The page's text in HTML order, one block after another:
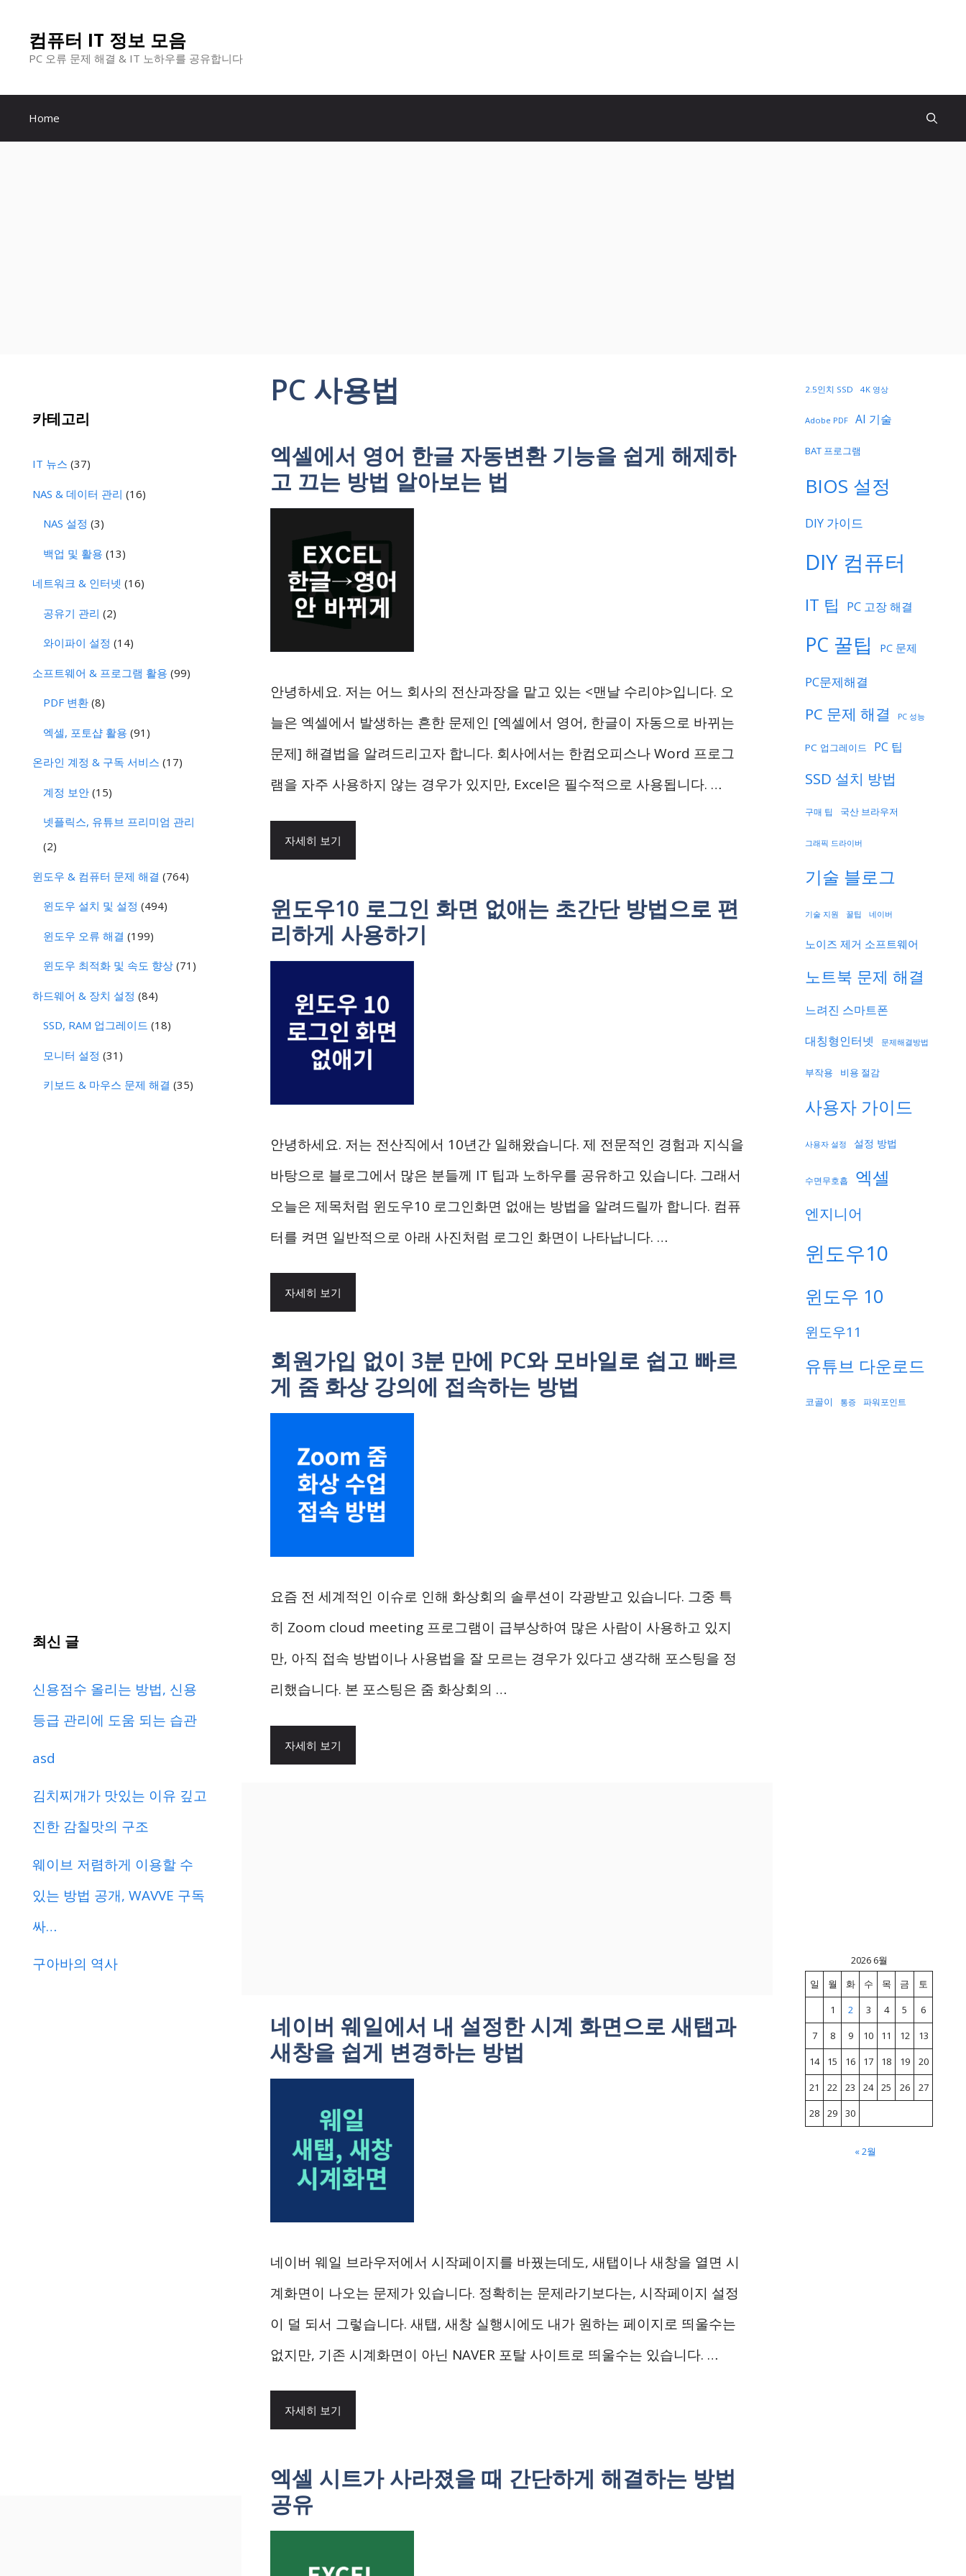
건
컴퓨터 IT 정보 모음
PC 오류 문제 해결 & IT 노하우를 공유합니다
Home
PC 사용법
엑셀에서 영어 한글 자동변환 기능을 쉽게 해제하
고 끄는 방법 알아보는 법
안녕하세요. 저는 어느 회사의 전산과장을 맡고 있는 <맨날 수리야>입니다. 오
늘은 엑셀에서 발생하는 흔한 문제인 [엑셀에서 영어, 한글이 자동으로 바뀌는
문제] 해결법을 알려드리고자 합니다. 회사에서는 한컴오피스나 Word 프로그
램을 자주 사용하지 않는 경우가 있지만, Excel은 필수적으로 사용됩니다. …
자세히 보기
윈도우10 로그인 화면 없애는 초간단 방법으로 편
리하게 사용하기
안녕하세요. 저는 전산직에서 10년간 일해왔습니다. 제 전문적인 경험과 지식을
바탕으로 블로그에서 많은 분들께 IT 팁과 노하우를 공유하고 있습니다. 그래서
오늘은 제목처럼 윈도우10 로그인화면 없애는 방법을 알려드릴까 합니다. 컴퓨
터를 켜면 일반적으로 아래 사진처럼 로그인 화면이 나타납니다. …
자세히 보기
회원가입 없이 3분 만에 PC와 모바일로 쉽고 빠르
게 줌 화상 강의에 접속하는 방법
요즘 전 세계적인 이슈로 인해 화상회의 솔루션이 각광받고 있습니다. 그중 특
히 Zoom cloud meeting 프로그램이 급부상하여 많은 사람이 사용하고 있지
만, 아직 접속 방법이나 사용법을 잘 모르는 경우가 있다고 생각해 포스팅을 정
리했습니다. 본 포스팅은 줌 화상회의 …
자세히 보기
네이버 웨일에서 내 설정한 시계 화면으로 새탭과
새창을 쉽게 변경하는 방법
네이버 웨일 브라우저에서 시작페이지를 바꿨는데도, 새탭이나 새창을 열면 시
계화면이 나오는 문제가 있습니다. 정확히는 문제라기보다는, 시작페이지 설정
이 덜 되서 그렇습니다. 새탭, 새창 실행시에도 내가 원하는 페이지로 띄울수는
없지만, 기존 시계화면이 아닌 NAVER 포탈 사이트로 띄울수는 있습니다. …
자세히 보기
엑셀 시트가 사라졌을 때 간단하게 해결하는 방법
공유
카테고리
IT 뉴스 (37)
NAS & 데이터 관리 (16)
NAS 설정 (3)
백업 및 활용 (13)
네트워크 & 인터넷 (16)
공유기 관리 (2)
와이파이 설정 (14)
소프트웨어 & 프로그램 활용 (99)
PDF 변환 (8)
엑셀, 포토샵 활용 (91)
온라인 계정 & 구독 서비스 (17)
계정 보안 (15)
넷플릭스, 유튜브 프리미엄 관리
(2)
윈도우 & 컴퓨터 문제 해결 (764)
윈도우 설치 및 설정 (494)
윈도우 오류 해결 (199)
윈도우 최적화 및 속도 향상 (71)
하드웨어 & 장치 설정 (84)
SSD, RAM 업그레이드 (18)
모니터 설정 (31)
키보드 & 마우스 문제 해결 (35)
최신 글
신용점수 올리는 방법, 신용
등급 관리에 도움 되는 습관
asd
김치찌개가 맛있는 이유 깊고
진한 감칠맛의 구조
웨이브 저렴하게 이용할 수
있는 방법 공개, WAVVE 구독
싸…
구아바의 역사
2.5인치 SSD 4K 영상
Adobe PDF AI 기술
BAT 프로그램
BIOS 설정
DIY 가이드
DIY 컴퓨터
IT 팁 PC 고장 해결
PC 꿀팁 PC 문제
PC문제해결
PC 문제 해결 PC 성능
PC 업그레이드 PC 팁
SSD 설치 방법
구매 팁 국산 브라우저
그래픽 드라이버
기술 블로그
기술 지원 꿀팁 네이버
노이즈 제거 소프트웨어
노트북 문제 해결
느려진 스마트폰
대칭형인터넷
문제해결방법
부작용 비용 절감
사용자 가이드
사용자 설정 설정 방법
수면무호흡 엑셀
엔지니어
윈도우10
윈도우 10
윈도우11
유튜브 다운로드
코골이 통증 파워포인트
2026 6월
일
월 화 수 목 금
토
1
2 3 4 5
6
7
8 9 10 11 12
13
14
15 16 17 18 19
20
21
22 23 24 25 26
27
28
29 30
« 2월